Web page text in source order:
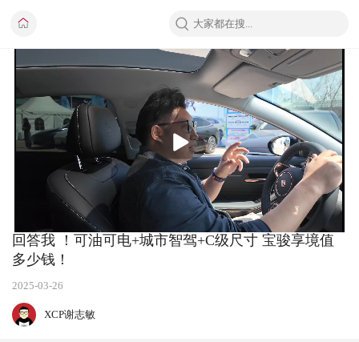
播
放
回答我 ！可油可电+城市智驾+C级尺寸 宝骏享境值
多少钱！
2025-03-26
XCP谢志敏